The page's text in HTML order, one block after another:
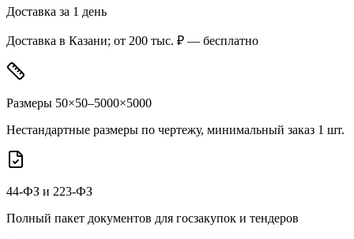
Доставка за 1 день
Доставка в Казани; от 200 тыс. ₽ — бесплатно
Размеры 50×50–5000×5000
Нестандартные размеры по чертежу, минимальный заказ 1 шт.
44-ФЗ и 223-ФЗ
Полный пакет документов для госзакупок и тендеров